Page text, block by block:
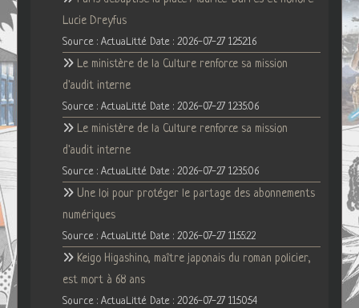
Lucie Dreyfus
Source : ActuaLitté Date : 2026-07-27 12:52:16
Le ministère de la Culture renforce sa mission
d'audit interne
Source : ActuaLitté Date : 2026-07-27 12:35:06
Le ministère de la Culture renforce sa mission
d'audit interne
Source : ActuaLitté Date : 2026-07-27 12:35:06
Une loi pour protéger le partage des abonnements
numériques
Source : ActuaLitté Date : 2026-07-27 11:55:22
Keigo Higashino, maître japonais du roman policier,
est mort à 68 ans
Source : ActuaLitté Date : 2026-07-27 11:50:54